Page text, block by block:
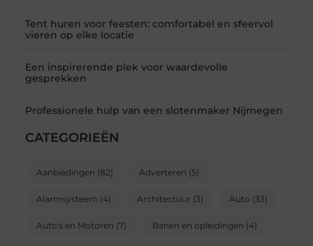
Tent huren voor feesten: comfortabel en sfeervol
vieren op elke locatie
Een inspirerende plek voor waardevolle
gesprekken
Professionele hulp van een slotenmaker Nijmegen
CATEGORIEËN
Aanbiedingen (82) Adverteren (5)
Alarmsysteem (4) Architectuur (3) Auto (33)
Auto's en Motoren (7) Banen en opleidingen (4)